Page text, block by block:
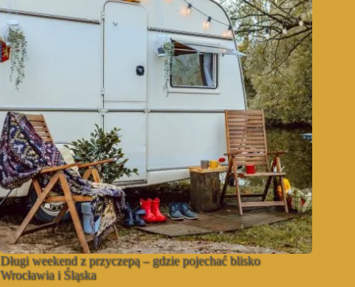
Długi weekend z przyczepą – gdzie pojechać blisko
Wrocławia i Śląska